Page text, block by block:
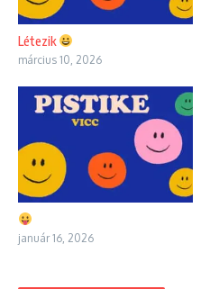
Létezik
március 10, 2026
január 16, 2026